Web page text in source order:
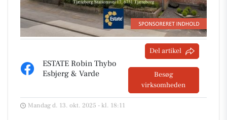
ESTATE Robin Thybo
Esbjerg & Varde
Del artikel
Besøg
virksomheden
Mandag d. 13. okt. 2025 - kl. 18:11